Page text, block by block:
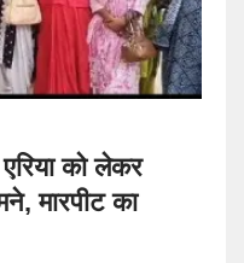
एरिया को लेकर
मारपीट का